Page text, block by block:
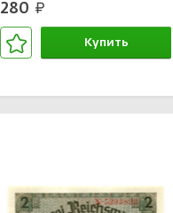
280 руб.
Купить